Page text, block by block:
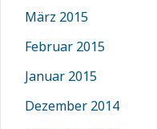
März 2015
Februar 2015
Januar 2015
Dezember 2014